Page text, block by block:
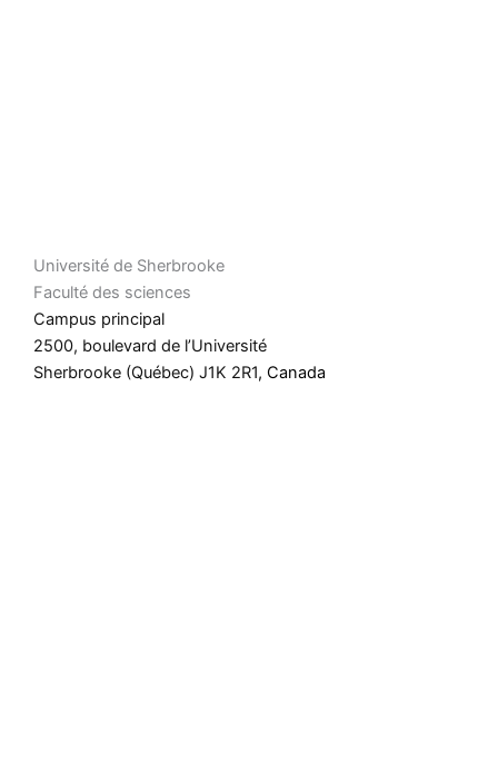
Université de Sherbrooke
Faculté des sciences
Campus principal
2500, boulevard de l’Université
Sherbrooke (Québec) J1K 2R1, Canada